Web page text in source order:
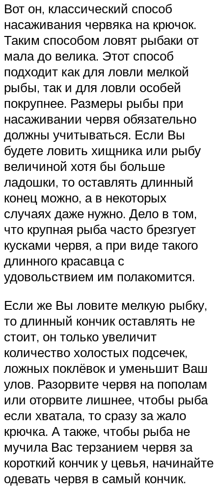
Вот он, классический способ
насаживания червяка на крючок.
Таким способом ловят рыбаки от
мала до велика. Этот способ
подходит как для ловли мелкой
рыбы, так и для ловли особей
покрупнее. Размеры рыбы при
насаживании червя обязательно
должны учитываться. Если Вы
будете ловить хищника или рыбу
величиной хотя бы больше
ладошки, то оставлять длинный
конец можно, а в некоторых
случаях даже нужно. Дело в том,
что крупная рыба часто брезгует
кусками червя, а при виде такого
длинного красавца с
удовольствием им полакомится.
Если же Вы ловите мелкую рыбку,
то длинный кончик оставлять не
стоит, он только увеличит
количество холостых подсечек,
ложных поклёвок и уменьшит Ваш
улов. Разорвите червя на пополам
или оторвите лишнее, чтобы рыба
если хватала, то сразу за жало
крючка. А также, чтобы рыба не
мучила Вас терзанием червя за
короткий кончик у цевья, начинайте
одевать червя в самый кончик.